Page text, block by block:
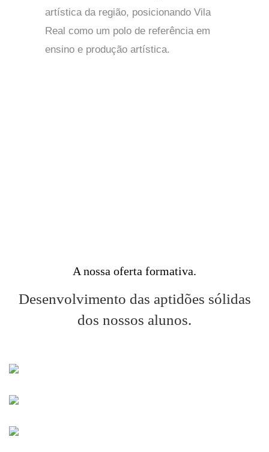
artística da região, posicionando Vila
Real como um polo de referência em
ensino e produção artística.
A nossa oferta formativa
Desenvolvimento das aptidões sólidas
dos nossos alunos.